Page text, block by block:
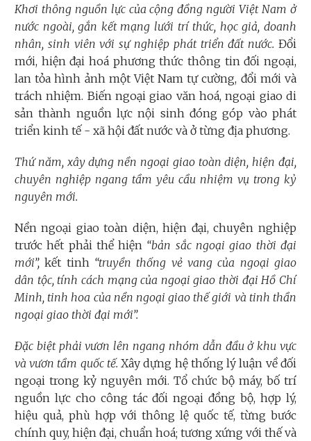
Khơi thông nguồn lực của cộng đồng người Việt Nam ở
nước ngoài, gắn kết mạng lưới trí thức, học giả, doanh
nhân, sinh viên với sự nghiệp phát triển đất nước. Đổi
mới, hiện đại hoá phương thức thông tin đối ngoại,
lan tỏa hình ảnh một Việt Nam tự cường, đổi mới và
trách nhiệm. Biến ngoại giao văn hoá, ngoại giao di
sản thành nguồn lực nội sinh đóng góp vào phát
triển kinh tế - xã hội đất nước và ở từng địa phương.
Thứ năm, xây dựng nền ngoại giao toàn diện, hiện đại,
chuyên nghiệp ngang tầm yêu cầu nhiệm vụ trong kỷ
nguyên mới.
Nền ngoại giao toàn diện, hiện đại, chuyên nghiệp
trước hết phải thể hiện “bản sắc ngoại giao thời đại
mới”, kết tinh “truyền thống vẻ vang của ngoại giao
dân tộc, tính cách mạng của ngoại giao thời đại Hồ Chí
Minh, tinh hoa của nền ngoại giao thế giới và tinh thần
ngoại giao thời đại mới”.
Đặc biệt phải vươn lên ngang nhóm dẫn đầu ở khu vực
và vươn tầm quốc tế.Xây dựng hệ thống lý luận về đối
ngoại trong kỷ nguyên mới. Tổ chức bộ máy, bố trí
nguồn lực cho công tác đối ngoại đồng bộ, hợp lý,
hiệu quả, phù hợp với thông lệ quốc tế, từng bước
chính quy, hiện đại, chuẩn hoá; tương xứng với thế và